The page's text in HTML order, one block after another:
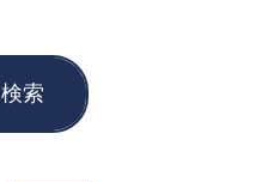
検索